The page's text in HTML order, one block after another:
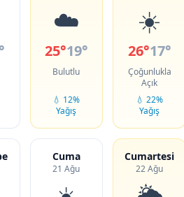
☁️
25°19°
Bulutlu
💧 12%
Yağış
☀️
26°17°
Çoğunlukla
Açık
💧 22%
Yağış
Cuma
21 Ağu
Cumartesi
22 Ağu